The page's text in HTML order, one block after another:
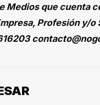
Medios que cuenta
Profesión y/o